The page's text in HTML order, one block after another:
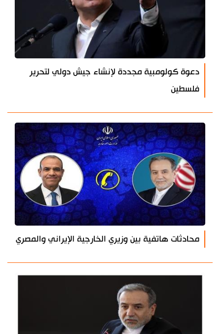
دعوة كولومبية مجددة لإنشاء جيش دولي لتحرير
فلسطين
محادثات هاتفية بين وزيري الخارجية الإيراني والمصري